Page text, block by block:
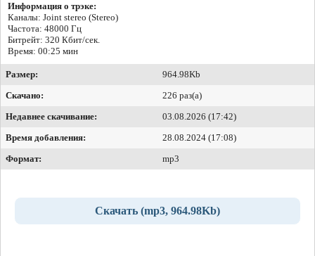
Информация о трэке:
Каналы: Joint stereo (Stereo)
Частота: 48000 Гц
Битрейт: 320 Кбит/сек.
Время: 00:25 мин
Размер:
964.98Kb
Скачано:
226 раз(а)
Недавнее скачивание:
03.08.2026 (17:42)
Время добавления:
28.08.2024 (17:08)
Формат:
mp3
Скачать (mp3, 964.98Kb)